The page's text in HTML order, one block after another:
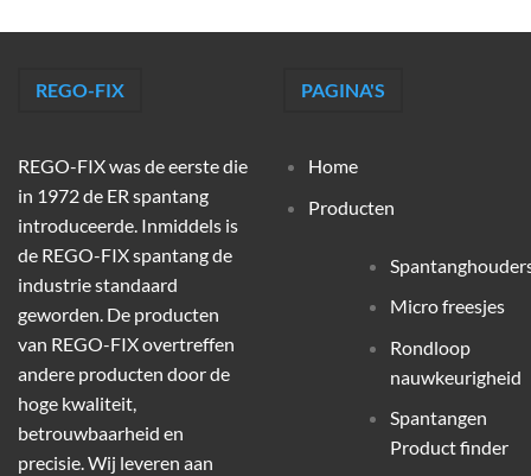
REGO-FIX
REGO-FIX was de eerste die
in 1972 de ER spantang
introduceerde. Inmiddels is
de REGO-FIX spantang de
industrie standaard
geworden. De producten
van REGO-FIX overtreffen
andere producten door de
hoge kwaliteit,
betrouwbaarheid en
precisie. Wij leveren aan
PAGINA'S
Home
Producten
Micro freesjes
Rondloop
nauwkeurigheid
Spantangen
Product finder